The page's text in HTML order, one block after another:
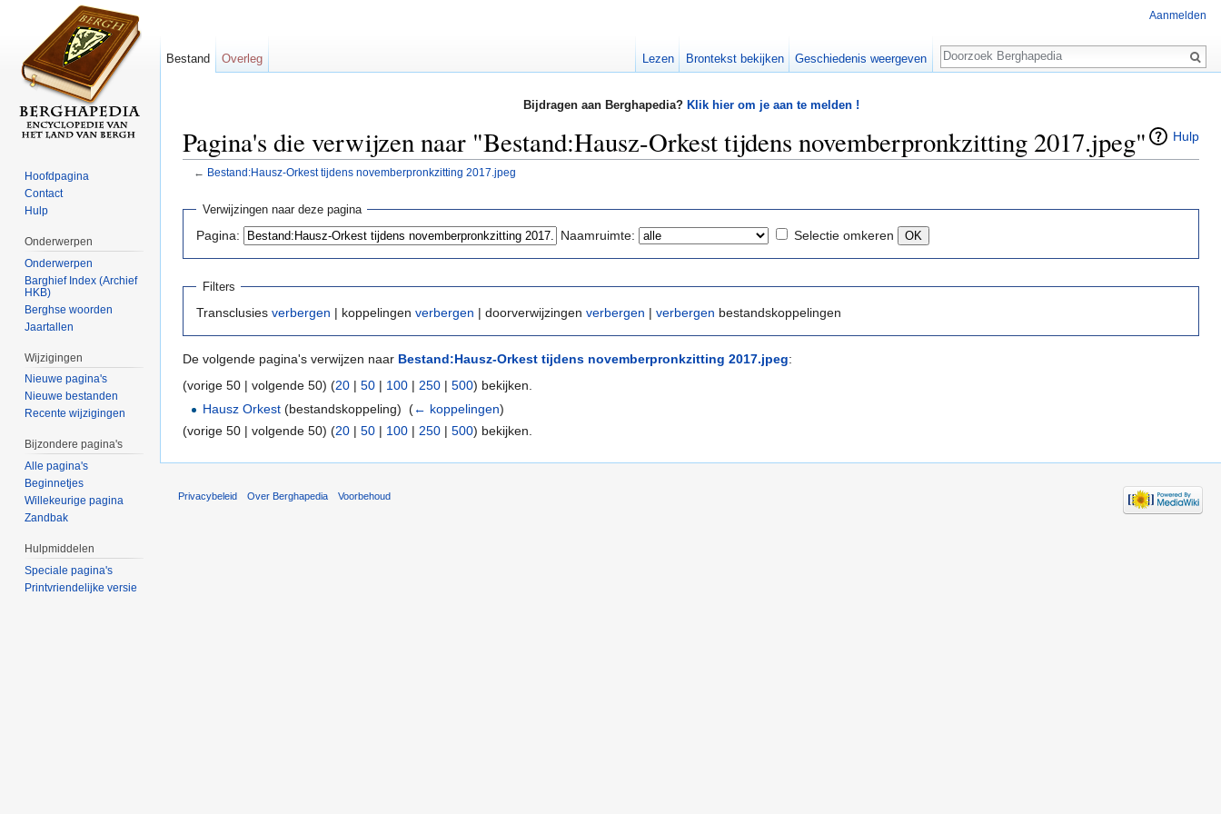
Bijdragen aan Berghapedia? Klik hier om je aan te melden !
Hulp
Pagina's die verwijzen naar "Bestand:Hausz-Orkest tijdens novemberpronkzitting 2017.jpeg"
← Bestand:Hausz-Orkest tijdens novemberpronkzitting 2017.jpeg
Verwijzingen naar deze pagina
Pagina: Naamruimte: Selectie omkeren
Filters
Transclusies verbergen | koppelingen verbergen | doorverwijzingen verbergen | verbergen bestandskoppelingen
De volgende pagina's verwijzen naar Bestand:Hausz-Orkest tijdens novemberpronkzitting 2017.jpeg:
(vorige 50 | volgende 50) (20 | 50 | 100 | 250 | 500) bekijken.
Hausz Orkest (bestandskoppeling) ‎(← koppelingen)
(vorige 50 | volgende 50) (20 | 50 | 100 | 250 | 500) bekijken.
Aanmelden
Bestand Overleg Lezen Brontekst bekijken Geschiedenis weergeven
Zoeken
Hoofdpagina
Contact
Hulp
Onderwerpen
Onderwerpen
Barghief Index (Archief
HKB)
Berghse woorden
Jaartallen
Wijzigingen
Nieuwe pagina's
Nieuwe bestanden
Recente wijzigingen
Bijzondere pagina's
Alle pagina's
Beginnetjes
Willekeurige pagina
Zandbak
Hulpmiddelen
Speciale pagina's
Printvriendelijke versie
Privacybeleid Over Berghapedia Voorbehoud